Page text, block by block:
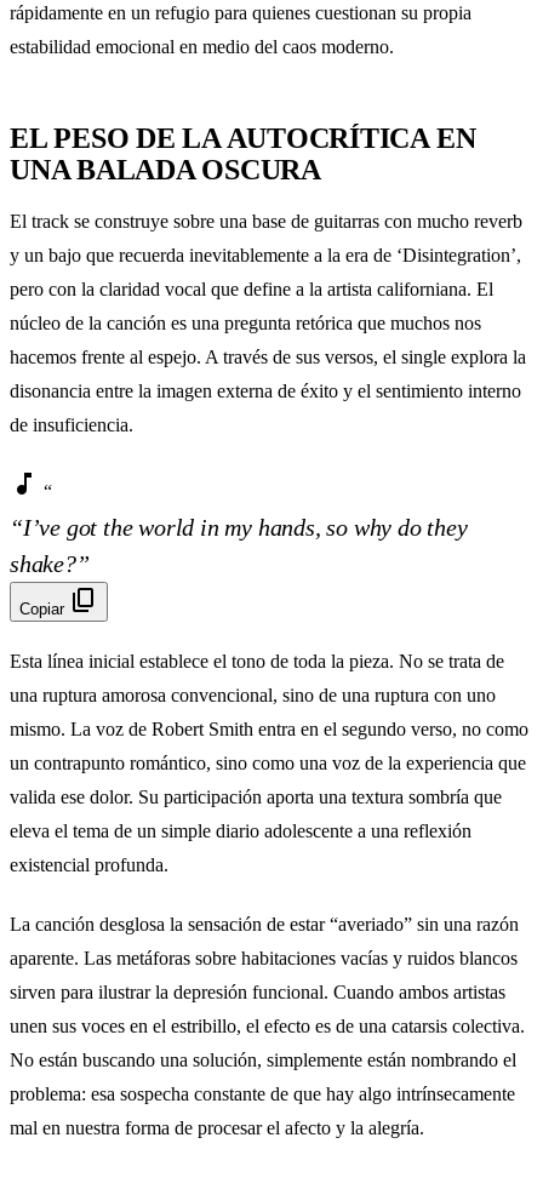
rápidamente en un refugio para quienes cuestionan su propia
estabilidad emocional en medio del caos moderno.
EL PESO DE LA AUTOCRÍTICA EN
UNA BALADA OSCURA
El track se construye sobre una base de guitarras con mucho reverb
y un bajo que recuerda inevitablemente a la era de ‘Disintegration’,
pero con la claridad vocal que define a la artista californiana. El
núcleo de la canción es una pregunta retórica que muchos nos
hacemos frente al espejo. A través de sus versos, el single explora la
disonancia entre la imagen externa de éxito y el sentimiento interno
de insuficiencia.
music_note “
“I’ve got the world in my hands, so why do they
shake?”
Copiar content_copy
Esta línea inicial establece el tono de toda la pieza. No se trata de
una ruptura amorosa convencional, sino de una ruptura con uno
mismo. La voz de Robert Smith entra en el segundo verso, no como
un contrapunto romántico, sino como una voz de la experiencia que
valida ese dolor. Su participación aporta una textura sombría que
eleva el tema de un simple diario adolescente a una reflexión
existencial profunda.
La canción desglosa la sensación de estar “averiado” sin una razón
aparente. Las metáforas sobre habitaciones vacías y ruidos blancos
sirven para ilustrar la depresión funcional. Cuando ambos artistas
unen sus voces en el estribillo, el efecto es de una catarsis colectiva.
No están buscando una solución, simplemente están nombrando el
problema: esa sospecha constante de que hay algo intrínsecamente
mal en nuestra forma de procesar el afecto y la alegría.